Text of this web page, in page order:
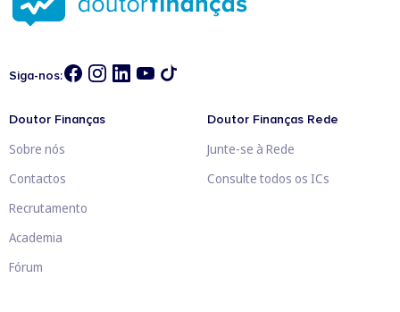
Siga-nos:
Doutor Finanças
Sobre nós
Contactos
Recrutamento
Academia
Fórum
Doutor Finanças Rede
Junte-se à Rede
Consulte todos os ICs